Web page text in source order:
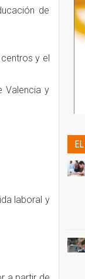
de
y el
Valencia y
laboral y